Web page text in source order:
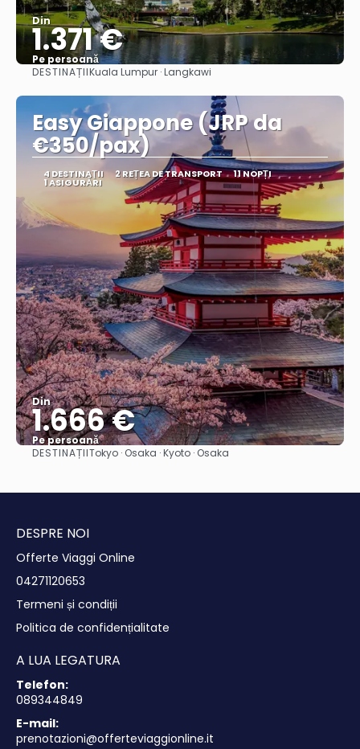
Din
1.371 €
Pe persoană
Vedea
DESTINAȚIIKuala Lumpur · Langkawi
Easy Giappone (JRP da
€350/pax)
4 DESTINAŢII 2 REȚEA DE TRANSPORT 11 NOPȚI
1 ASIGURĂRI
Din
1.666 €
Pe persoană
Vedea
DESTINAȚIITokyo · Osaka · Kyoto · Osaka
DESPRE NOI
Offerte Viaggi Online
04271120653
Termeni și condiții
Politica de confidențialitate
A LUA LEGATURA
Telefon:
089344849
E-mail:
prenotazioni@offerteviaggionline.it